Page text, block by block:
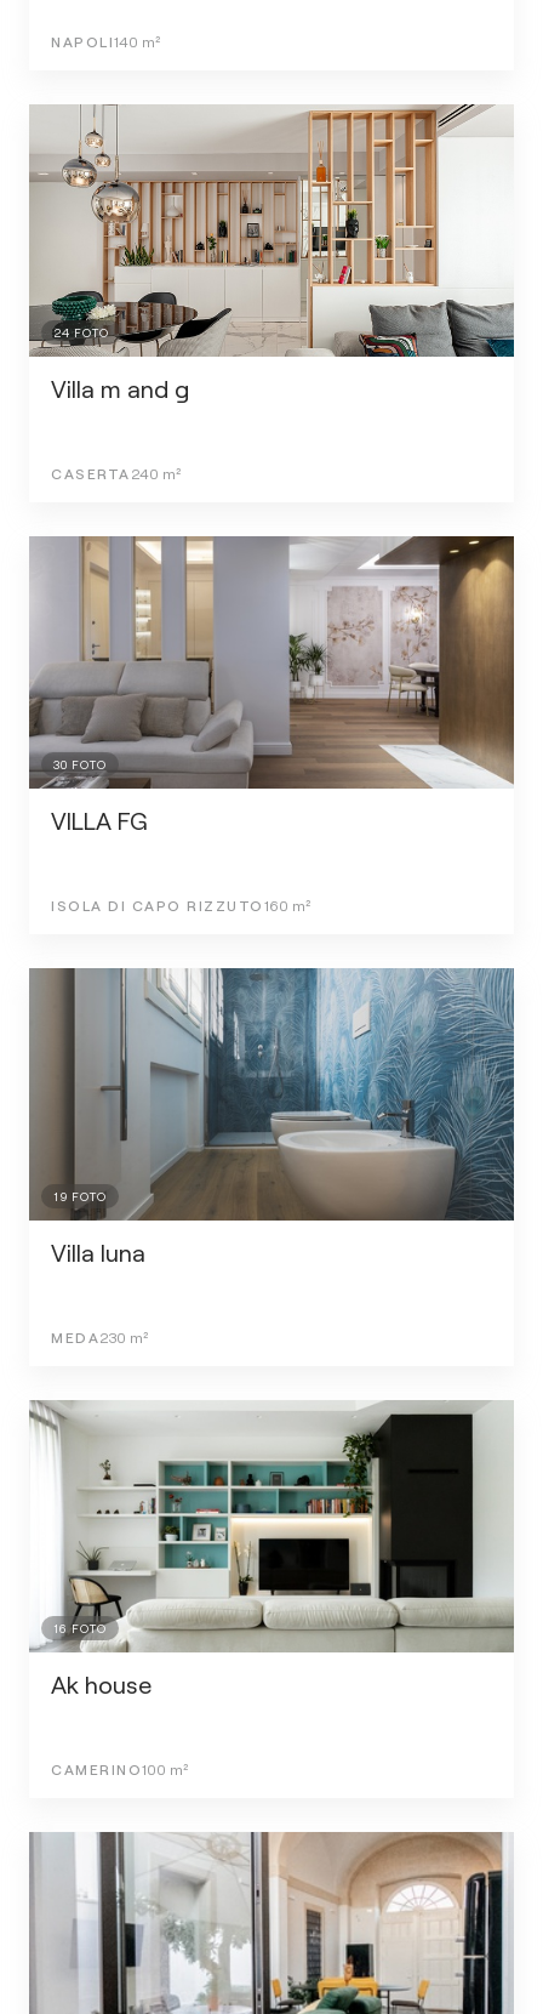
NAPOLI140 m²
24FOTO
Villa m and g
CASERTA 240 m²
30 FOTO
VILLA FG
ISOLA DI CAPO RIZZUTO 160 m²
19 FOTO
Villa luna
MEDA 230 m²
16 FOTO
Ak house
CAMERINO100 m²